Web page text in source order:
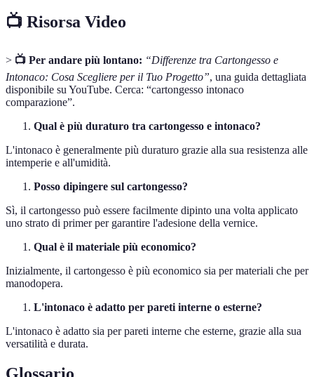
📺 Risorsa Video
> 📺 Per andare più lontano: “Differenze tra Cartongesso e
Intonaco: Cosa Scegliere per il Tuo Progetto”, una guida dettagliata
disponibile su YouTube. Cerca: “cartongesso intonaco
comparazione”.
Qual è più duraturo tra cartongesso e intonaco?
L'intonaco è generalmente più duraturo grazie alla sua resistenza alle
intemperie e all'umidità.
Posso dipingere sul cartongesso?
Sì, il cartongesso può essere facilmente dipinto una volta applicato
uno strato di primer per garantire l'adesione della vernice.
Qual è il materiale più economico?
Inizialmente, il cartongesso è più economico sia per materiali che per
manodopera.
L'intonaco è adatto per pareti interne o esterne?
L'intonaco è adatto sia per pareti interne che esterne, grazie alla sua
versatilità e durata.
Glossario